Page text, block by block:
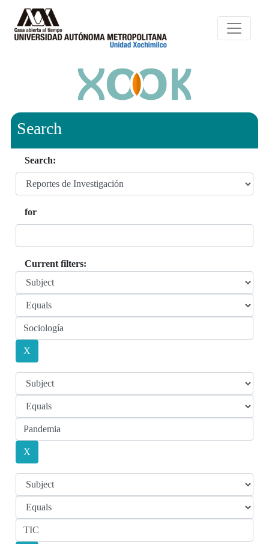
Search
Search:
for
Current filters: